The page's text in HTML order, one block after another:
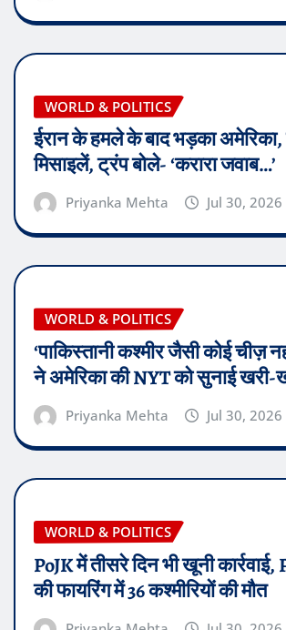
WORLD & POLITICS
ईरान के हमले के बाद भड़का अमेरिका,
मिसाइलें, ट्रंप बोले- ‘करारा जवाब…’
Priyanka Mehta Jul 30, 2026
WORLD & POLITICS
‘पाकिस्तानी कश्मीर जैसी कोई चीज़
ने अमेरिका की NYT को सुनाई खरी-
Priyanka Mehta Jul 30, 2026
WORLD & POLITICS
PoJK में तीसरे दिन भी खूनी कार्रवाई,
की फायरिंग में 36 कश्मीरियों की मौत